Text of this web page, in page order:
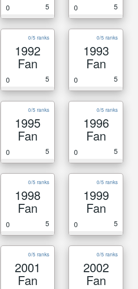
0 5 0 5
0/5 ranks
1992
Fan
0 5
0/5 ranks
1993
Fan
0 5
0/5 ranks
1995
Fan
0 5
0/5 ranks
1996
Fan
0 5
0/5 ranks
1998
Fan
0 5
0/5 ranks
1999
Fan
0 5
0/5 ranks
2001
Fan
0/5 ranks
2002
Fan